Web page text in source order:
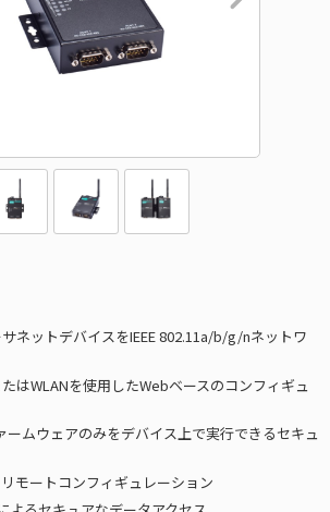
ネットデバイスをIEEE 802.11a/b/g/nネットワ
はWLANを使用したWebベースのコンフィギュ
ームウェアのみをデバイス上で実行できるセキュ
モートコンフィギュレーション